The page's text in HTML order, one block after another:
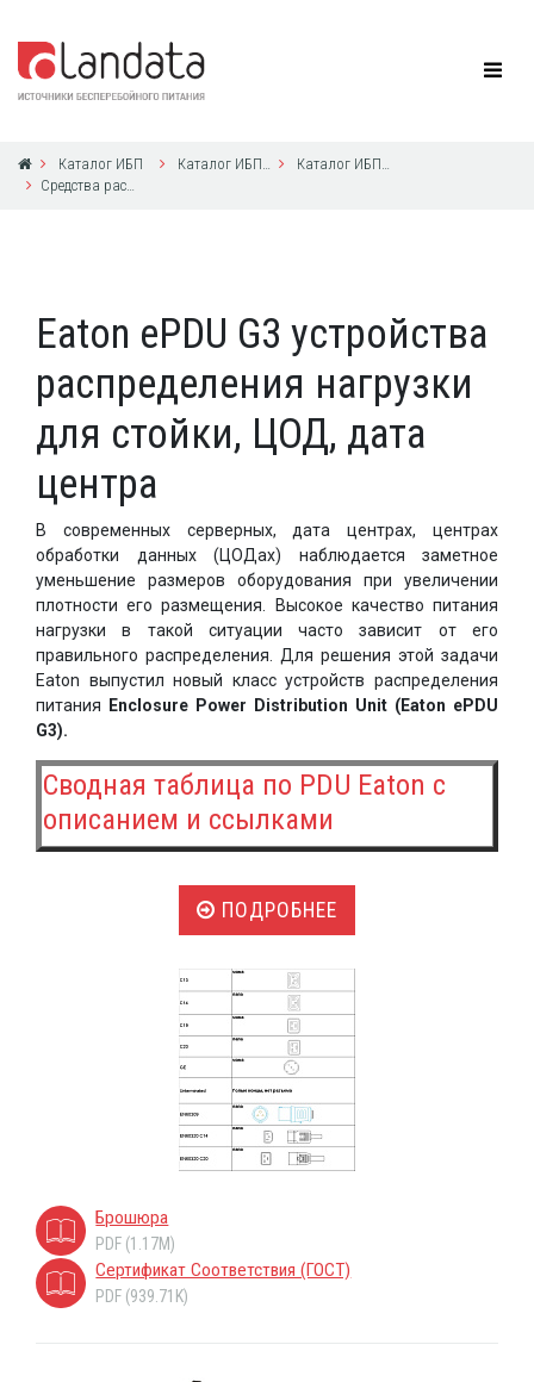
Каталог ИБП Каталог ИБП Eaton Powerware
Каталог ИБП Eaton Powerware
Средства распределения питания в стойке, средства управления ИБП и нагрузкой
Eaton ePDU G3 устройства
распределения нагрузки
для стойки, ЦОД, дата
центра
В современных серверных, дата центрах, центрах
обработки данных (ЦОДах) наблюдается заметное
уменьшение размеров оборудования при увеличении
плотности его размещения. Высокое качество питания
нагрузки в такой ситуации часто зависит от его
правильного распределения. Для решения этой задачи
Eaton выпустил новый класс устройств распределения
питания
Enclosure Power Distribution Unit (Eaton ePDU
G3).
Сводная таблица по PDU Eaton с
описанием и ссылками
ПОДРОБНЕЕ
Брошюра
PDF (1.17M)
Сертификат Соответствия (ГОСТ)
PDF (939.71K)